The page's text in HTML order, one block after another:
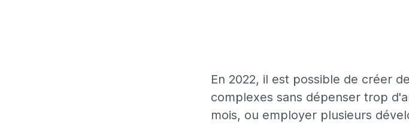
En 2022, il est possible de créer
complexes sans dépenser trop
mois, ou employer plusieurs